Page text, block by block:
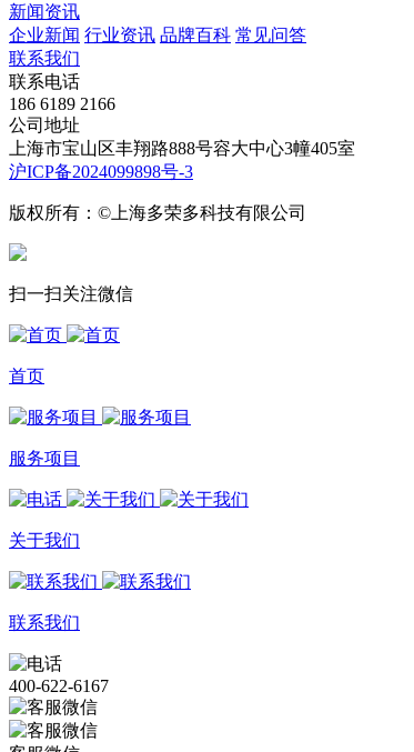
新闻资讯
企业新闻 行业资讯 品牌百科 常见问答
联系我们
联系电话
186 6189 2166
公司地址
上海市宝山区丰翔路888号容大中心3幢405室
沪ICP备2024099898号-3
版权所有：©上海多荣多科技有限公司
扫一扫关注微信
首页
服务项目
关于我们
联系我们
400-622-6167